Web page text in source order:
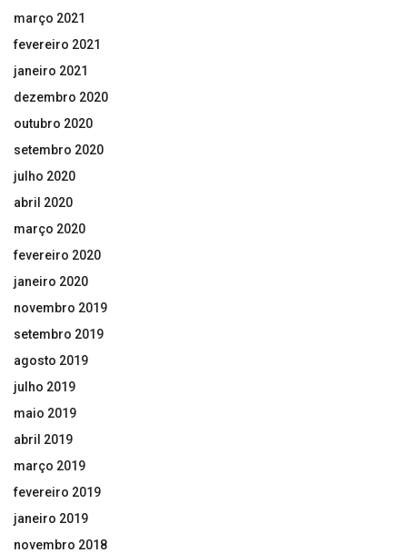
março 2021
fevereiro 2021
janeiro 2021
dezembro 2020
outubro 2020
setembro 2020
julho 2020
abril 2020
março 2020
fevereiro 2020
janeiro 2020
novembro 2019
setembro 2019
agosto 2019
julho 2019
maio 2019
abril 2019
março 2019
fevereiro 2019
janeiro 2019
novembro 2018